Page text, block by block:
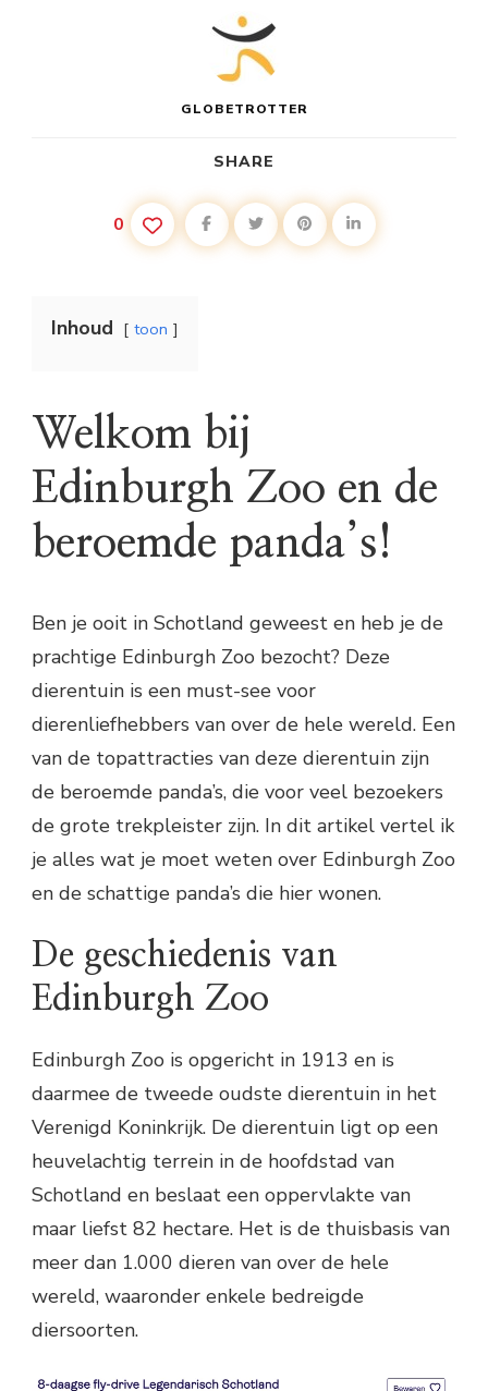
GLOBETROTTER
SHARE
0
Inhoud toon
Welkom bij
Edinburgh Zoo en de
beroemde panda’s!
Ben je ooit in Schotland geweest en heb je de
prachtige Edinburgh Zoo bezocht? Deze
dierentuin is een must-see voor
dierenliefhebbers van over de hele wereld. Een
van de topattracties van deze dierentuin zijn
de beroemde panda’s, die voor veel bezoekers
de grote trekpleister zijn. In dit artikel vertel ik
je alles wat je moet weten over Edinburgh Zoo
en de schattige panda’s die hier wonen.
De geschiedenis van
Edinburgh Zoo
Edinburgh Zoo is opgericht in 1913 en is
daarmee de tweede oudste dierentuin in het
Verenigd Koninkrijk. De dierentuin ligt op een
heuvelachtig terrein in de hoofdstad van
Schotland en beslaat een oppervlakte van
maar liefst 82 hectare. Het is de thuisbasis van
meer dan 1.000 dieren van over de hele
wereld, waaronder enkele bedreigde
diersoorten.